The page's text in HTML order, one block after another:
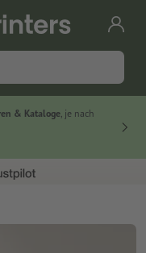
& Kataloge, je nach